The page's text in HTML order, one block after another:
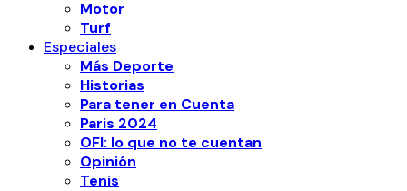
Motor
Turf
Especiales
Más Deporte
Historias
Para tener en Cuenta
Paris 2024
OFI: lo que no te cuentan
Opinión
Tenis